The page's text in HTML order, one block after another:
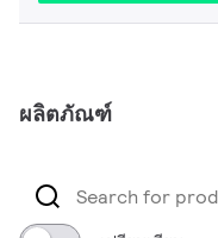
ผลิตภัณฑ์